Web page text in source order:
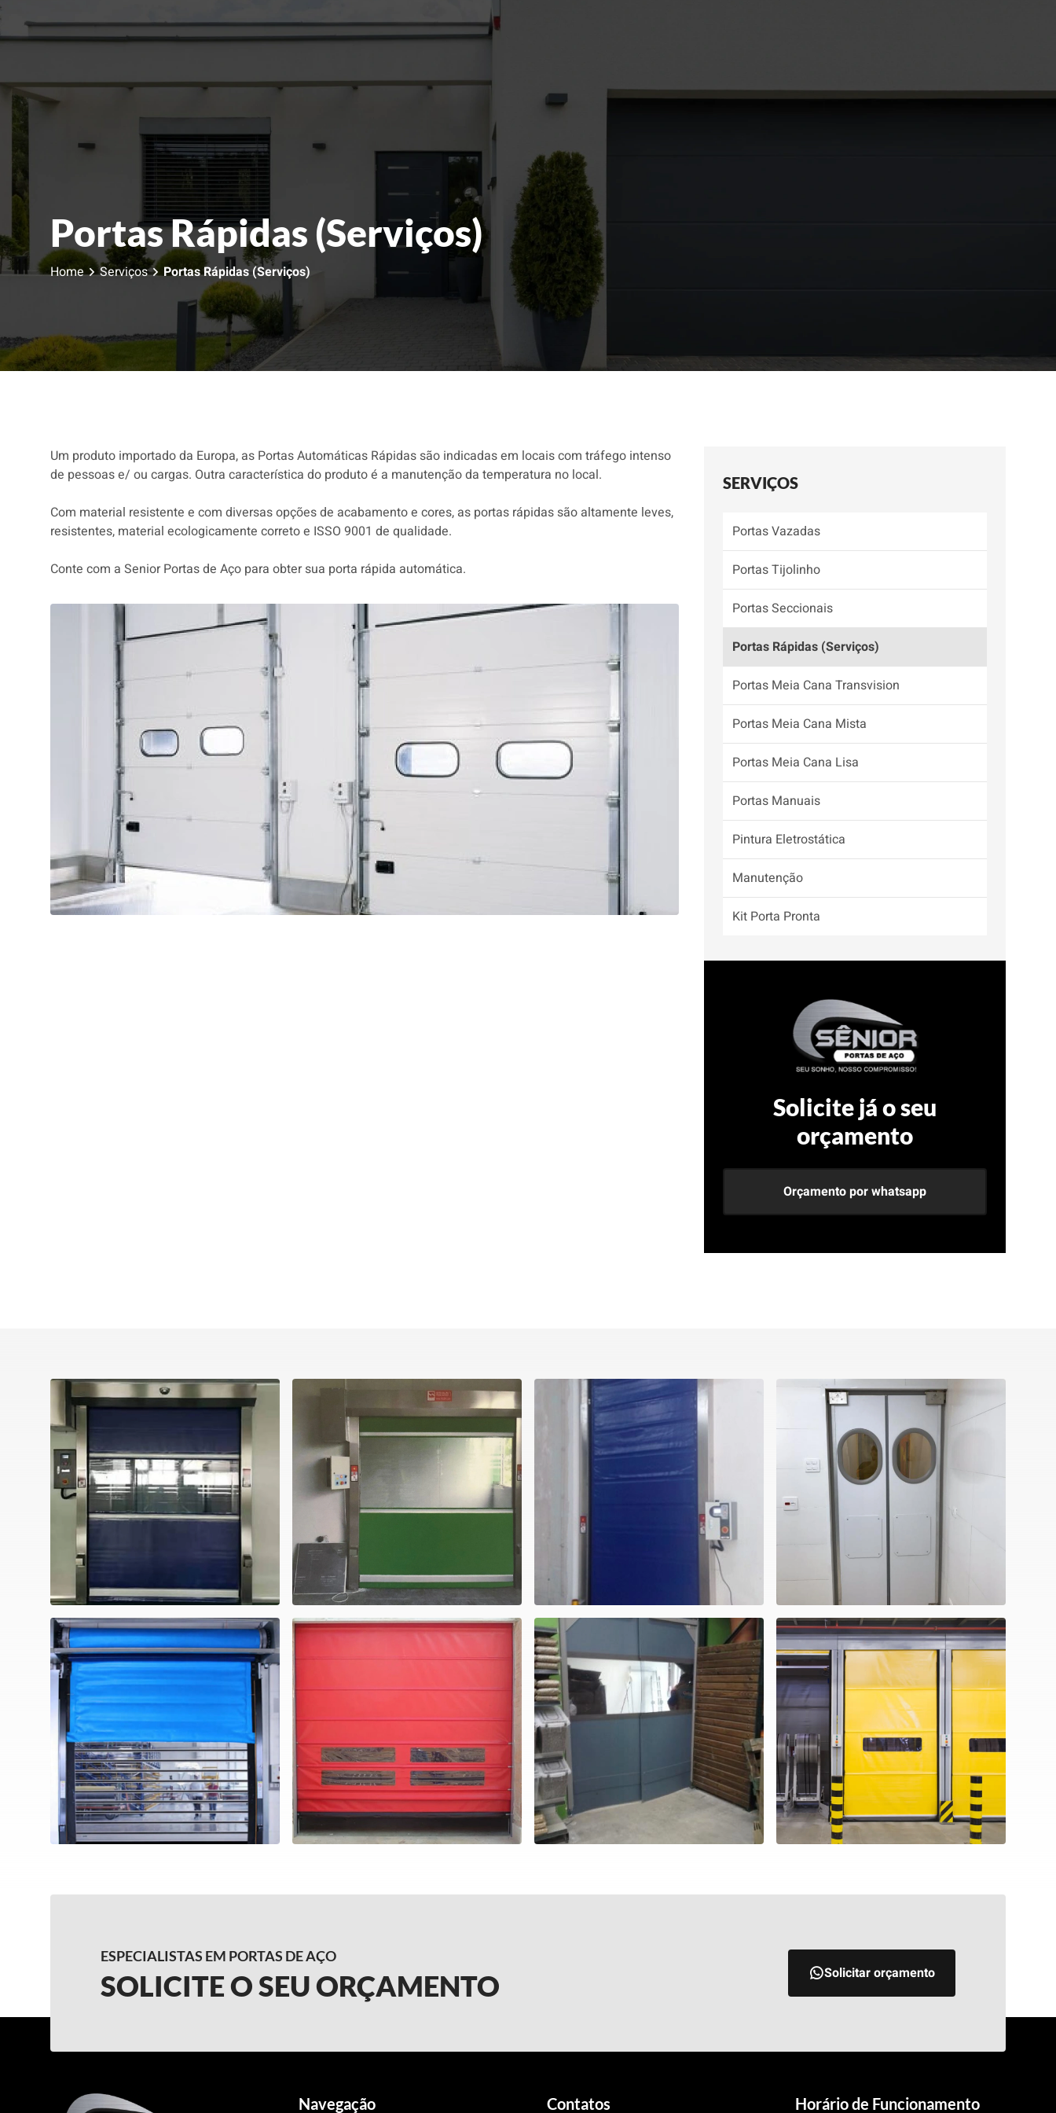
Portas Rápidas (Serviços)
Home Serviços Portas Rápidas (Serviços)
Um produto importado da Europa, as Portas Automáticas Rápidas são indicadas em locais com tráfego intenso
de pessoas e/ ou cargas. Outra característica do produto é a manutenção da temperatura no local.
Com material resistente e com diversas opções de acabamento e cores, as portas rápidas são altamente leves,
resistentes, material ecologicamente correto e ISSO 9001 de qualidade.
Conte com a Senior Portas de Aço para obter sua porta rápida automática.
SERVIÇOS
Portas Vazadas
Portas Tijolinho
Portas Seccionais
Portas Rápidas (Serviços)
Portas Meia Cana Transvision
Portas Meia Cana Mista
Portas Meia Cana Lisa
Portas Manuais
Pintura Eletrostática
Manutenção
Kit Porta Pronta
Solicite já o seu
orçamento
Orçamento por whatsapp
ESPECIALISTAS EM PORTAS DE AÇO
SOLICITE O SEU ORÇAMENTO Solicitar orçamento
Navegação Contatos Horário de Funcionamento